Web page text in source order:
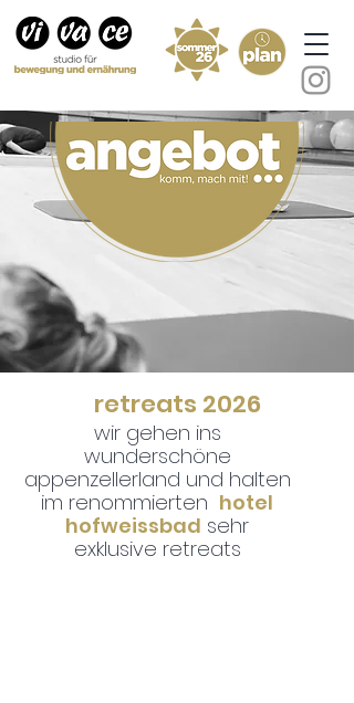
retreats 2026
wir gehen ins
wunderschöne
appenzellerland und halten
im renommierten hotel
hofweissbad sehr
exklusive retreats